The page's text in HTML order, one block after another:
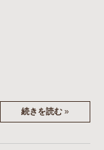
続きを読む »